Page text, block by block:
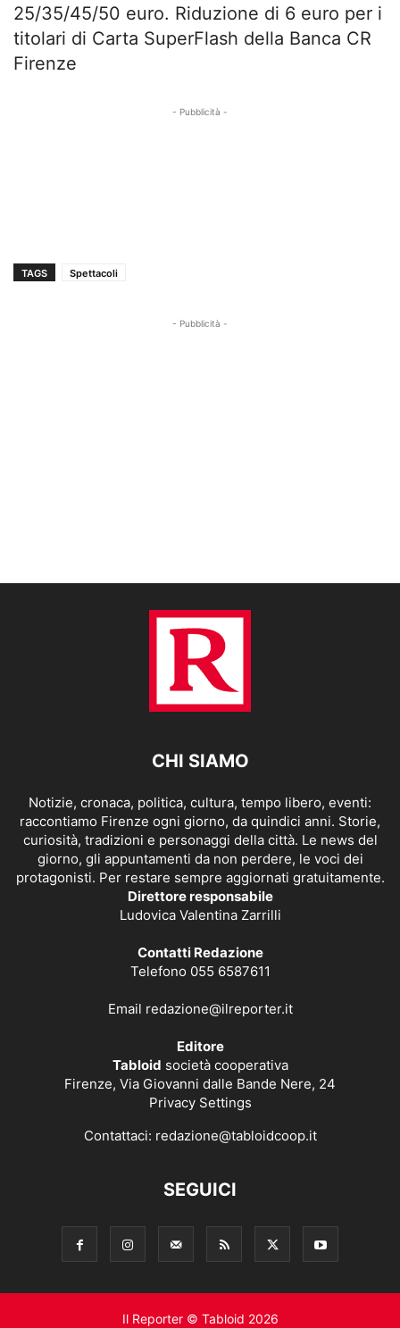
25/35/45/50 euro. Riduzione di 6 euro per i
titolari di Carta SuperFlash della Banca CR
Firenze
- Pubblicità -
TAGS Spettacoli
- Pubblicità -
CHI SIAMO
Notizie, cronaca, politica, cultura, tempo libero, eventi:
raccontiamo Firenze ogni giorno, da quindici anni. Storie,
curiosità, tradizioni e personaggi della città. Le news del
giorno, gli appuntamenti da non perdere, le voci dei
protagonisti. Per restare sempre aggiornati gratuitamente.
Direttore responsabile
Ludovica Valentina Zarrilli
Contatti Redazione
Telefono 055 6587611
Email redazione@ilreporter.it
Editore
Tabloid società cooperativa
Firenze, Via Giovanni dalle Bande Nere, 24
Privacy Settings
Contattaci: redazione@tabloidcoop.it
SEGUICI
Il Reporter © Tabloid 2026